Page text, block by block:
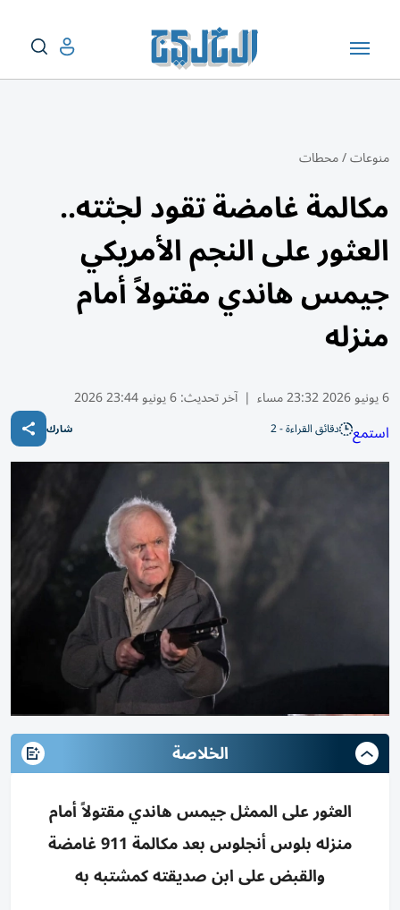
منوعات/محطات
مكالمة غامضة تقود لجثته..
العثور على النجم الأمريكي
جيمس هاندي مقتولاً أمام
منزله
6 يونيو 2026 23:32 مساء | آخر تحديث:6 يونيو 23:44 2026
استمع دقائق القراءة - 2 شارك
الخلاصة
العثور على الممثل جيمس هاندي مقتولاً أمام
منزله بلوس أنجلوس بعد مكالمة 911 غامضة
والقبض على ابن صديقته كمشتبه به